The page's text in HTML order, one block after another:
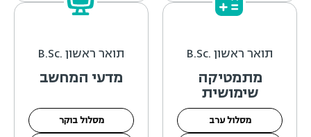
תואר ראשון .B.Sc
מתמטיקה
שימושית
מסלול ערב
תואר ראשון .B.Sc
מדעי המחשב
מסלול בוקר